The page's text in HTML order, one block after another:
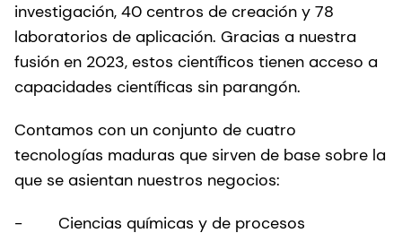
investigación, 40 centros de creación y 78
laboratorios de aplicación. Gracias a nuestra
fusión en 2023, estos científicos tienen acceso a
capacidades científicas sin parangón.
Contamos con un conjunto de cuatro
tecnologías maduras que sirven de base sobre la
que se asientan nuestros negocios:
- Ciencias químicas y de procesos